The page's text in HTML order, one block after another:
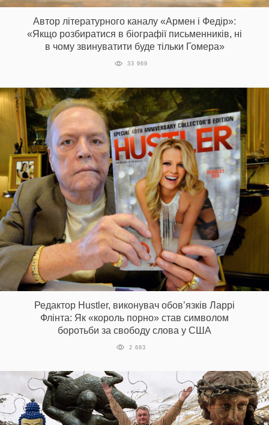
EN
RU
Автор літературного каналу «Армен і Федір»:
«Якщо розбиратися в біографії письменників, ні
в чому звинуватити буде тільки Гомера»
33 969
Редактор Hustler, виконувач обов’язків Ларрі
Флінта: Як «король порно» став символом
боротьби за свободу слова у США
2 683